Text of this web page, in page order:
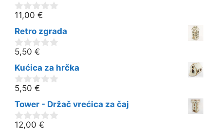
0
d
5
11,00 €
Retro zgrada
0
d
5
5,50 €
Kućica za hrčka
0
d
5
5,50 €
Tower - Držač vrećica za čaj
0
12,00 €